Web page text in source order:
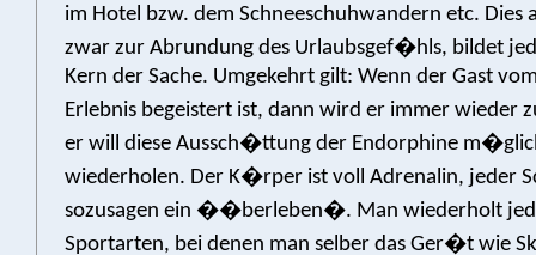
im Hotel bzw. dem Schneeschuhwandern etc. Dies
zwar zur Abrundung des Urlaubsgef�hls, bildet
Kern der Sache. Umgekehrt gilt: Wenn der Gast
Erlebnis begeistert ist, dann wird er immer wieder
er will diese Aussch�ttung der Endorphine
wiederholen. Der K�rper ist voll Adrenalin, jeder
sozusagen ein ��berleben�. Man wiederholt
Sportarten, bei denen man selber das Ger�t wie